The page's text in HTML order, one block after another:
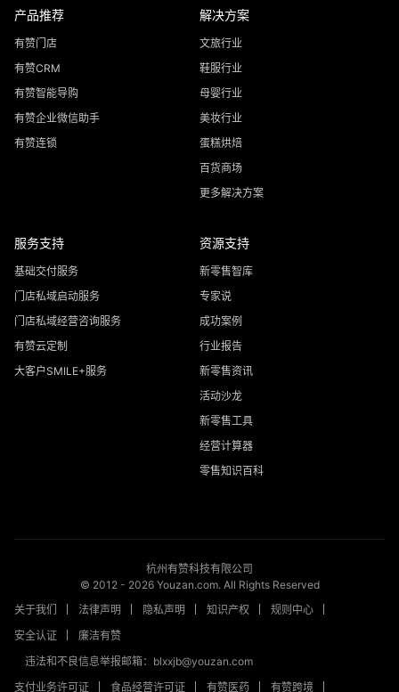
产品推荐
有赞门店
有赞CRM
有赞智能导购
有赞企业微信助手
有赞连锁
解决方案
文旅行业
鞋服行业
母婴行业
美妆行业
蛋糕烘焙
百货商场
更多解决方案
服务支持
基础交付服务
门店私域启动服务
门店私域经营咨询服务
有赞云定制
大客户SMILE+服务
资源支持
新零售智库
专家说
成功案例
行业报告
新零售资讯
活动沙龙
新零售工具
经营计算器
零售知识百科
杭州有赞科技有限公司
© 2012 - 2026Youzan.com. All Rights Reserved
关于我们
法律声明 隐私声明 知识产权
规则中心
安全认证
廉洁有赞
违法和不良信息举报邮箱：blxxjb@youzan.com
支付业务许可证
食品经营许可证 有赞医药 有赞跨境